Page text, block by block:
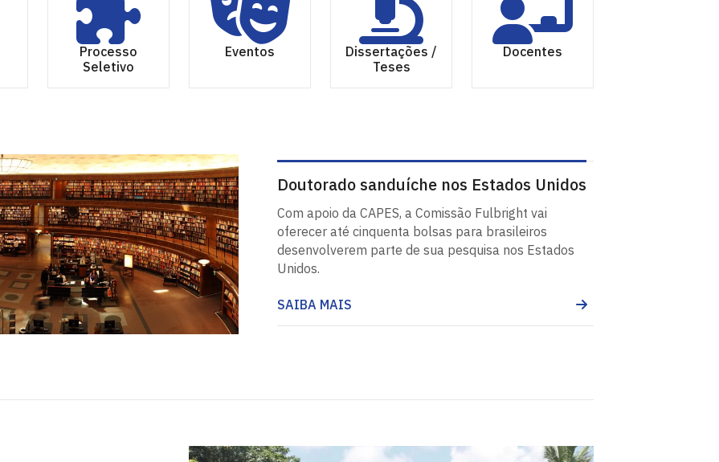
Processo
Seletivo
Eventos
Dissertações /
Teses
Docentes
Doutorado sanduíche nos Estados Unidos
Com apoio da CAPES, a Comissão Fulbright vai
oferecer até cinquenta bolsas para brasileiros
desenvolverem parte de sua pesquisa nos Estados
Unidos.
SAIBA MAIS